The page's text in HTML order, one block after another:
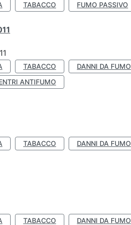
TABACCO FUMO PASSIVO
TABACCO DANNI DA FUMO
ANTIFUMO
TABACCO DANNI DA FUMO
TABACCO DANNI DA FUMO